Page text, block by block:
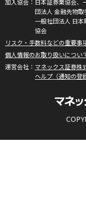
日本証券業協会、
団法人 金融先物取
一般社団法人 日
協会
リスク・手数料などの重要事
個人情報のお取り扱いについ
マネックス証券株
ヘルプ（通知の登